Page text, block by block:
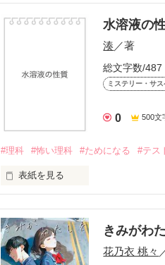
水溶液の
湊／著
総文字数/487
ミステリー・サス
0 500文
#理科 #怖い理科 #ためになる #テス
表紙を見る
きみがわ
花乃衣 桃々